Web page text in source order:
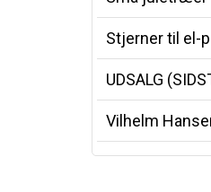
Stjerner til el-
UDSALG
Vilhelm